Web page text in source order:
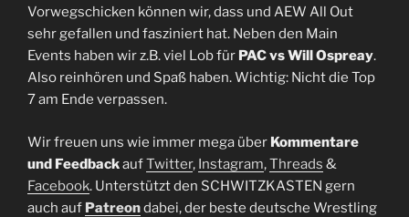
Vorwegschicken können wir, dass und AEW All Out
sehr gefallen und fasziniert hat. Neben den Main
Events haben wir z.B. viel Lob für PAC vs Will Ospreay.
Also reinhören und Spaß haben. Wichtig: Nicht die Top
7 am Ende verpassen.
Wir freuen uns wie immer mega über Kommentare
und FeedbackaufTwitter, Instagram,Threads &
Facebook. Unterstützt den SCHWITZKASTEN gern
auch auf Patreondabei, der beste deutsche Wrestling